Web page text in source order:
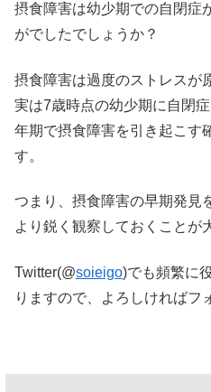
摂食障害は幼少期での自閉症
がでしたでしょうか？
摂食障害は過度のストレスが
実は7歳時点の幼少期に自閉
年期で摂食障害を引き起こす
す。
つまり、摂食障害の早期発見
より鋭く観察しておくことが
Twitter(@soieigo)でも頻繁に
りますので、よろしければフ